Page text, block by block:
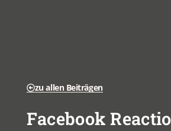
zu allen Beiträgen
Facebook